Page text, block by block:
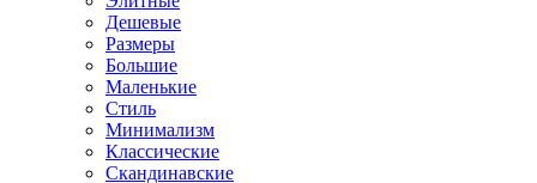
Дешевые
Размеры
Большие
Маленькие
Стиль
Минимализм
Классические
Скандинавские